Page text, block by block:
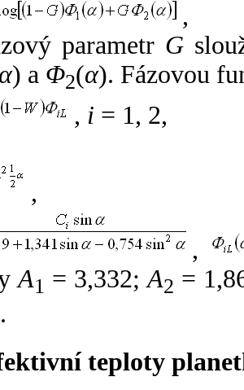
,
parametr G
α) a Φ2(α). Fázovou
, i = 1, 2,
,
,
A1 = 3,332;A2 =
teploty